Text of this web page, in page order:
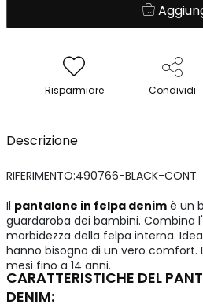
Risparmiare Condividi
Descrizione
RIFERIMENTO:490766-BLACK-CONT
Il pantalone in felpa denimè un
guardaroba dei bambini. Combina
morbidezza della felpa interna.
hanno bisogno di un vero comfort.
mesi fino a 14 anni.
CARATTERISTICHE DEL
DENIM: